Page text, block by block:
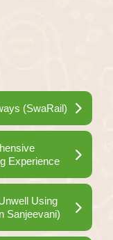
(SwaRail)
Experience
Using
Sanjeevani)